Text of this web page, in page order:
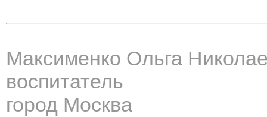
Максименко Ольга
воспитатель
город Москва